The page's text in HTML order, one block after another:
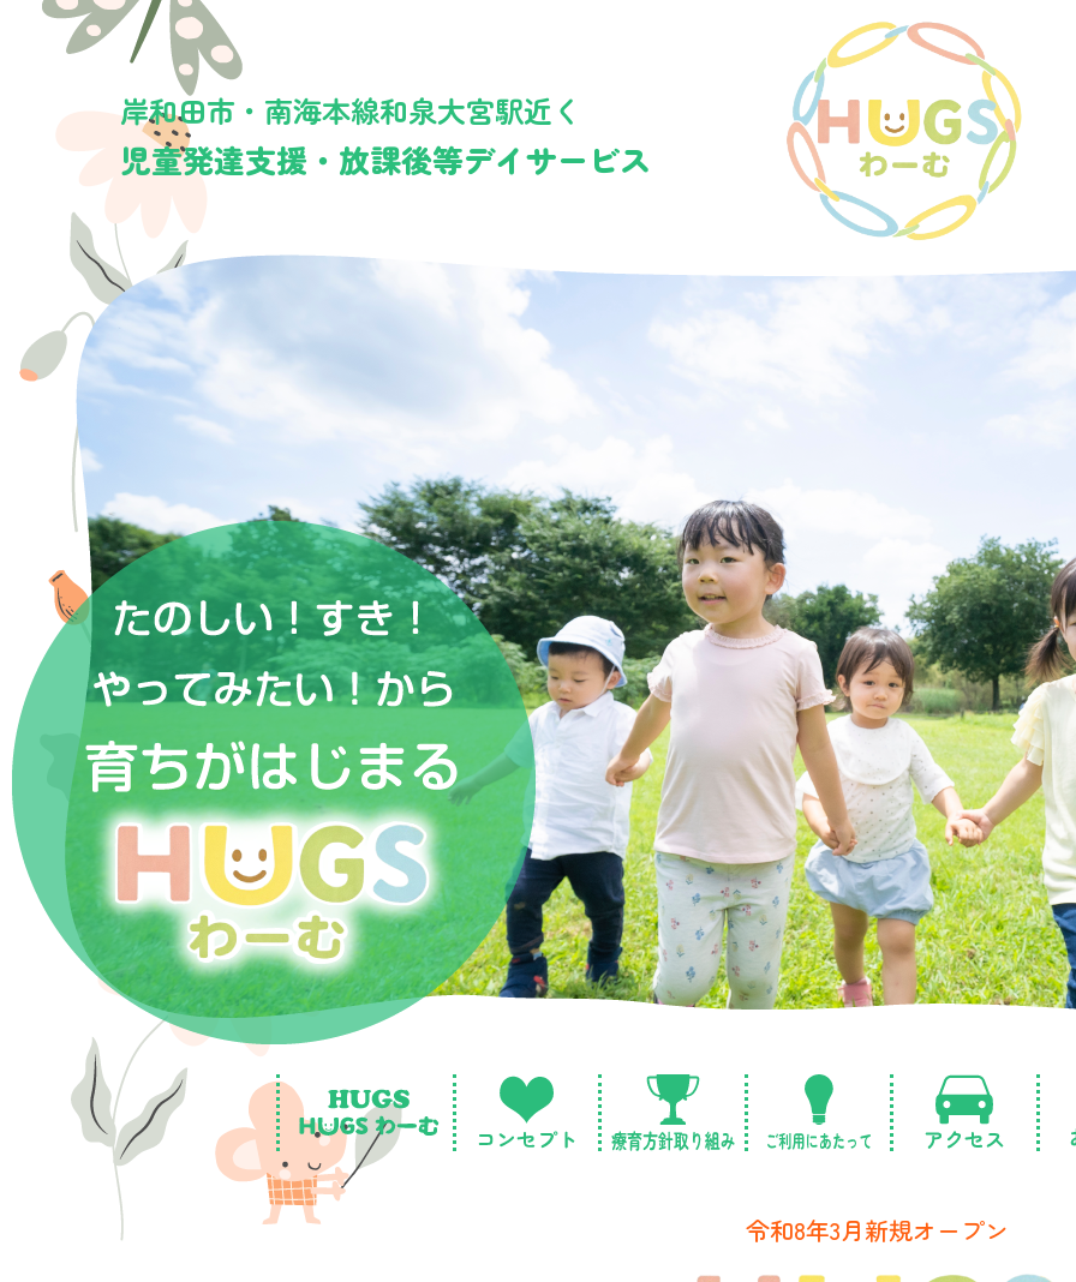
岸和田市・南海本線和泉大宮駅近く
児童発達支援・放課後等デイサービス
令和8年3月新規オープン